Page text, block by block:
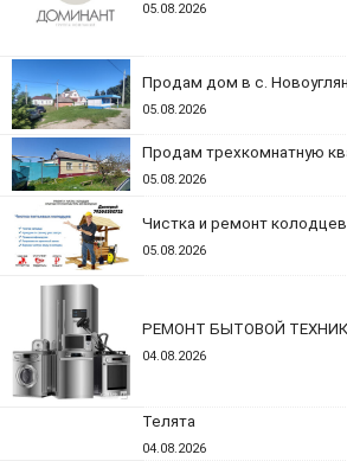
05.08.2026
Продам дом в с.
05.08.2026
Продам трехкомнатную
05.08.2026
Чистка и ремонт колодцев
05.08.2026
РЕМОНТ БЫТОВОЙ
04.08.2026
Телята
04.08.2026